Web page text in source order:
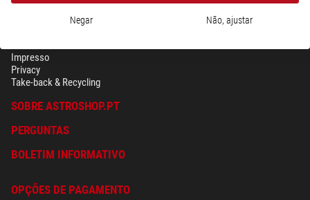
Impresso
Privacy
Take-back & Recycling
SOBRE ASTROSHOP.PT
PERGUNTAS
BOLETIM INFORMATIVO
OPÇÕES DE PAGAMENTO
Negar Não, ajustar